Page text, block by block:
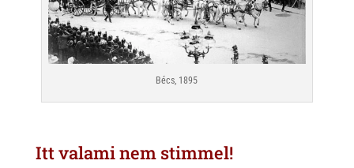
Bécs, 1895
Itt valami nem stimmel!